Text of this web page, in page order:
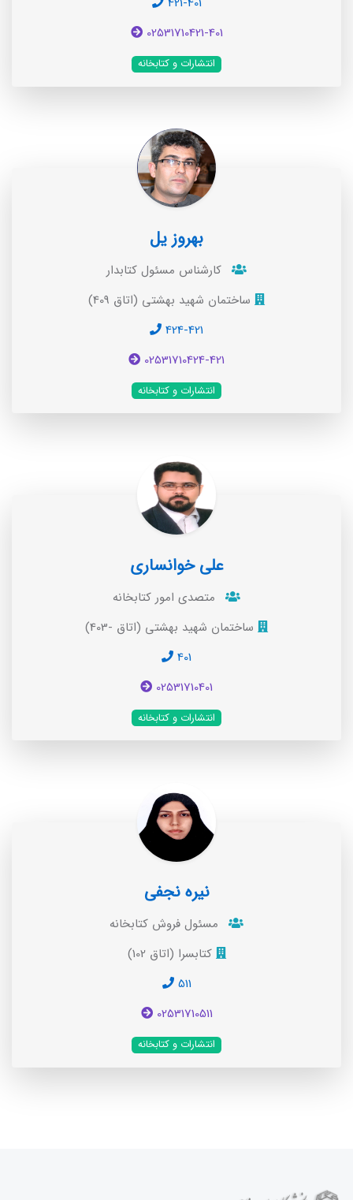
02531710421-401
انتشارات و کتابخانه
بهروز یل
کارشناس مسئول کتابدار
ساختمان شهید بهشتی (اتاق 409)
424-421
02531710424-421
انتشارات و کتابخانه
علی خوانساری
متصدی امور کتابخانه
ساختمان شهید بهشتی (اتاق -403)
401
02531710401
انتشارات و کتابخانه
نیره نجفی
مسئول فروش کتابخانه
کتابسرا (اتاق 102)
511
02531710511
انتشارات و کتابخانه